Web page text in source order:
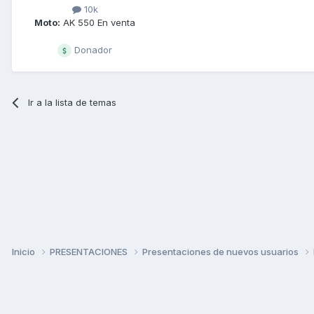
10k
Moto: AK 550 En venta
Donador
Ir a la lista de temas
Inicio PRESENTACIONES Presentaciones de nuevos usuarios